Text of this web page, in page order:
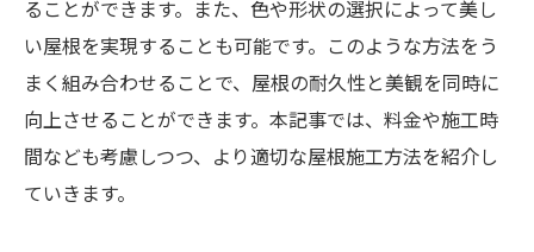
ることができます。また、色や形状の選択によって美し
い屋根を実現することも可能です。このような方法をう
まく組み合わせることで、屋根の耐久性と美観を同時に
向上させることができます。本記事では、料金や施工時
間なども考慮しつつ、より適切な屋根施工方法を紹介し
ていきます。